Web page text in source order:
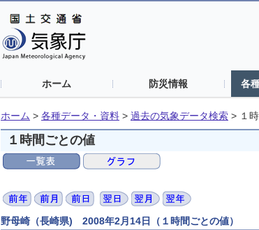
ホーム 防災情報 各
ホーム > 各種データ・資料 > 過去の気象データ検索 > １
１時間ごとの値
野母崎（長崎県) 2008年2月14日（１時間ごとの値）